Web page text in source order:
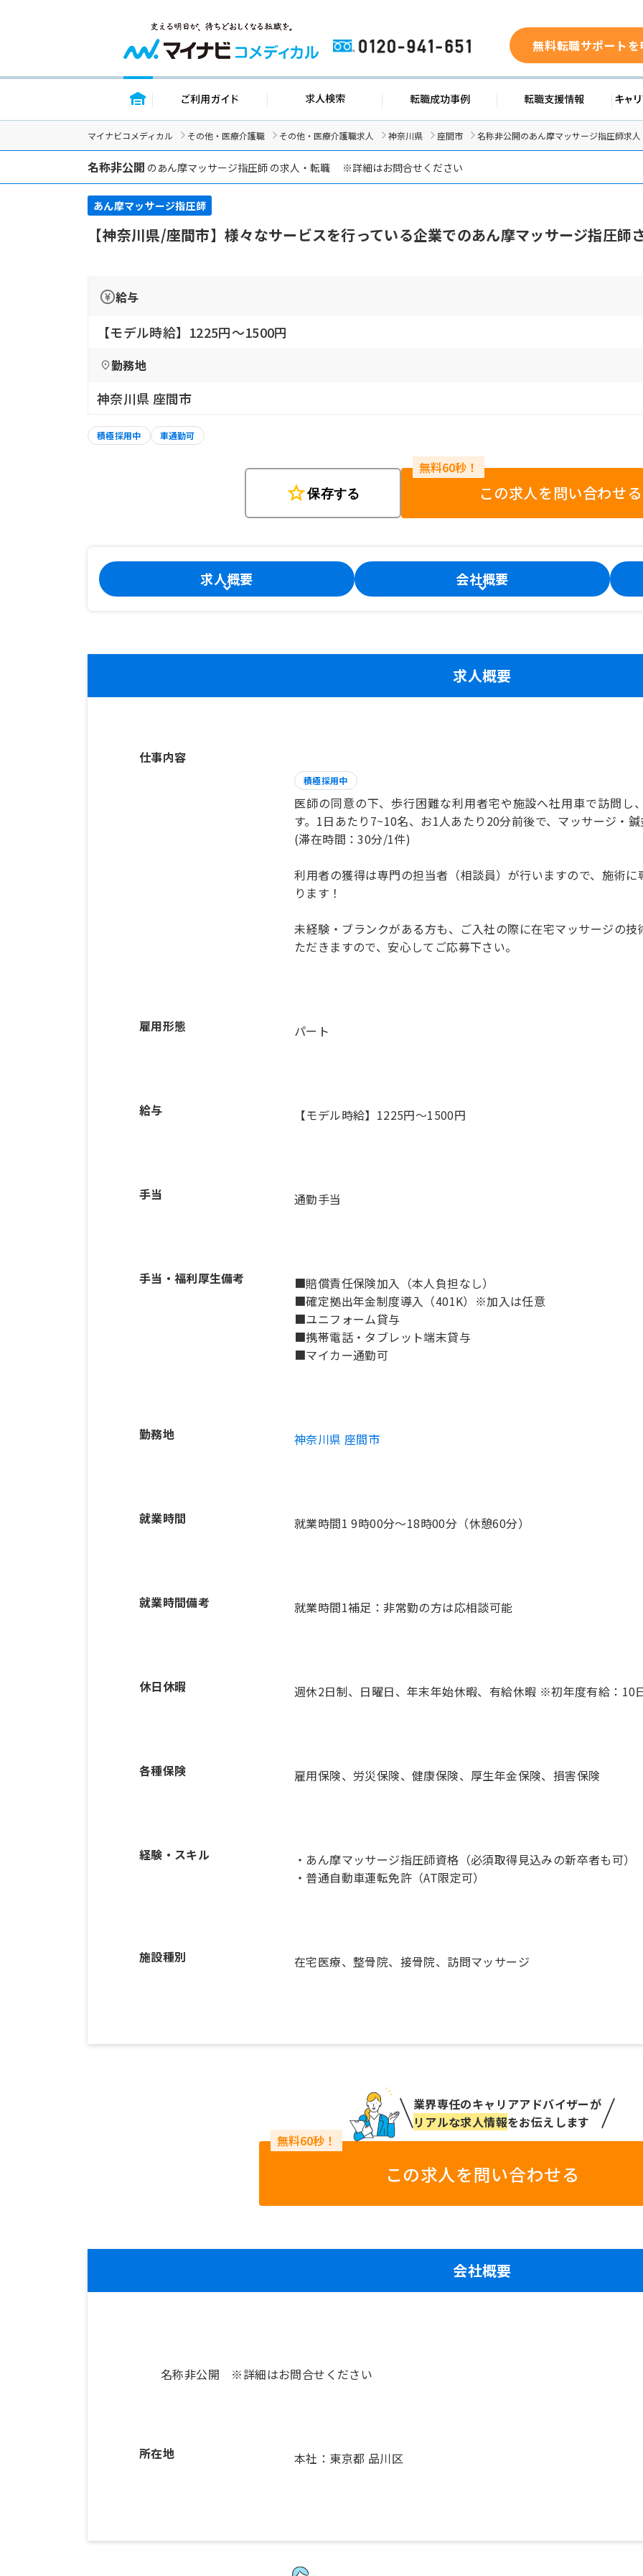
0120-941-651 無料転職サポート
トップページ ご利用ガイド 求人検索 転職成功事例 転職支援
マイナビコメディカル その他・医療介護職 その他・医療介護職求人 神奈川県 座間市 名称非公開のあん摩マッサージ指圧師求人
名称非公開 のあん摩マッサージ指圧師 の求人・転職 ※詳細はお問合せください
あん摩マッサージ指圧師
【神奈川県/座間市】様々なサービスを行っている企業でのあん摩マッサージ指圧
給与
【モデル時給】1225円〜1500円
勤務地
神奈川県 座間市
積極採用中 車通勤可
star保存する この求人を問い合わせる
求人概要 会社概要
求人概要
仕事内容
積極採用中
医師の同意の下、歩行困難な利用者宅や施設へ社用車で訪問し
す。1日あたり7~10名、お1人あたり20分前後で、マッサージ・
(滞在時間：30分/1件)
利用者の獲得は専門の担当者（相談員）が行いますので、施術
ります！
未経験・ブランクがある方も、ご入社の際に在宅マッサージの
雇用形態 パート
給与 【モデル時給】1225円〜1500円
手当 通勤手当
手当・福利厚生備考
■賠償責任保険加入（本人負担なし）
■確定拠出年金制度導入（401K）※加入は任意
■ユニフォーム貸与
■携帯電話・タブレット端末貸与
■マイカー通勤可
勤務地 神奈川県 座間市
就業時間 就業時間1 9時00分〜18時00分（休憩60分）
就業時間備考
休日休暇 週休2日制、日曜日、年末年始休暇、有給休暇 ※初年度有給：10
各種保険 雇用保険、労災保険、健康保険、厚生年金保険、損害保険
経験・スキル
・あん摩マッサージ指圧師資格（必須取得見込みの新卒者も可）
・普通自動車運転免許（AT限定可）
施設種別 在宅医療、整骨院、接骨院、訪問マッサージ
業界専任のキャリアアドバイザーが
リアルな求人情報をお伝えします
この求人を問い合わせる
会社概要
名称非公開 ※詳細はお問合せください
所在地 本社：東京都 品川区